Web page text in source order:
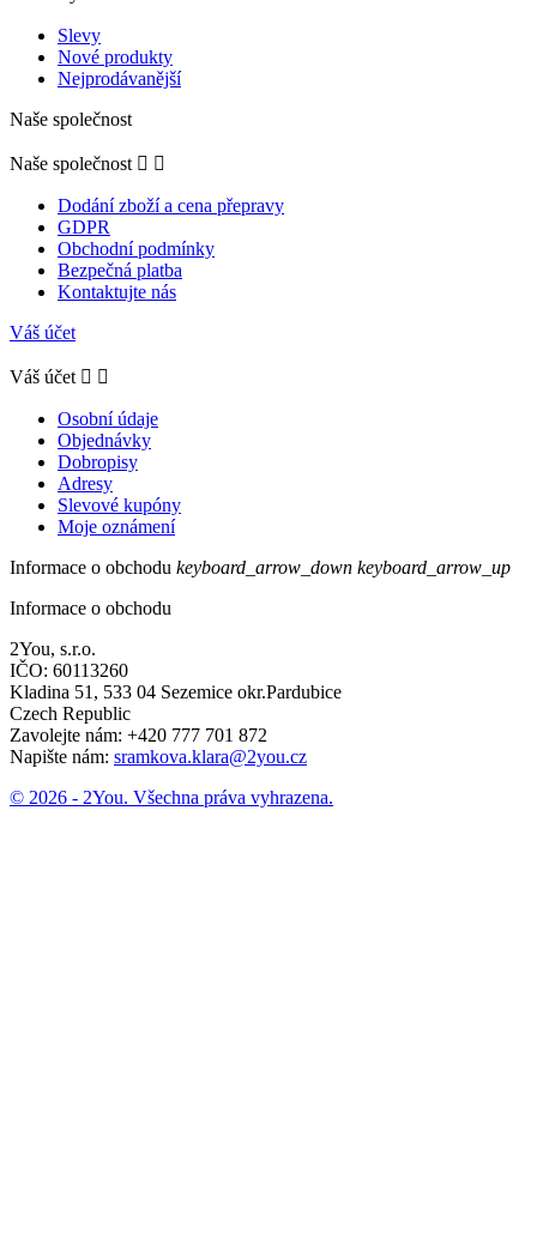
Slevy
Nové produkty
Nejprodávanější
Naše společnost
Naše společnost  
Dodání zboží a cena přepravy
GDPR
Obchodní podmínky
Bezpečná platba
Kontaktujte nás
Váš účet
Váš účet  
Osobní údaje
Objednávky
Dobropisy
Adresy
Slevové kupóny
Moje oznámení
Informace o obchodu keyboard_arrow_down keyboard_arrow_up
Informace o obchodu
2You, s.r.o.
IČO: 60113260
Kladina 51, 533 04 Sezemice okr.Pardubice
Czech Republic
Zavolejte nám: +420 777 701 872
Napište nám: sramkova.klara@2you.cz
© 2026 - 2You. Všechna práva vyhrazena.